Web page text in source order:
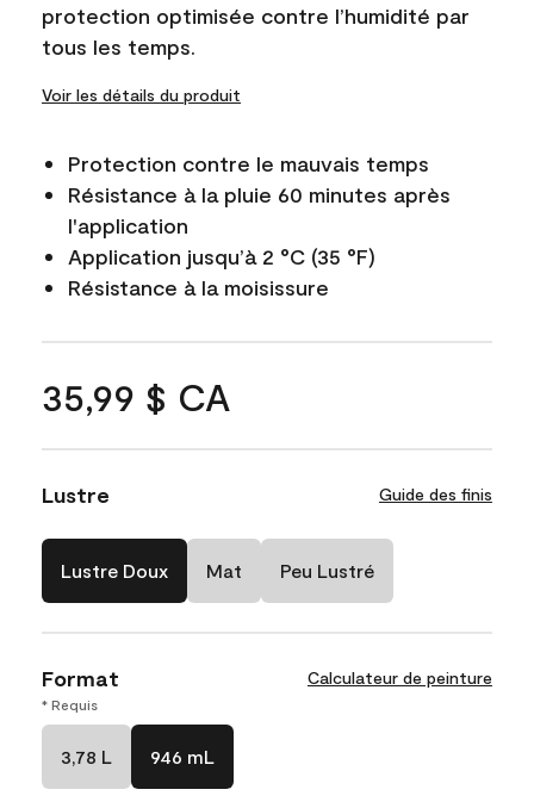
protection optimisée contre l’humidité par
tous les temps.
Voir les détails du produit
Protection contre le mauvais temps
Résistance à la pluie 60 minutes après
l'application
Application jusqu’à 2 °C (35 °F)
Résistance à la moisissure
35,99 $ CA
Lustre Guide des finis
Lustre Doux Mat Peu Lustré
Format Calculateur de peinture
* Requis
3,78 L 946 mL